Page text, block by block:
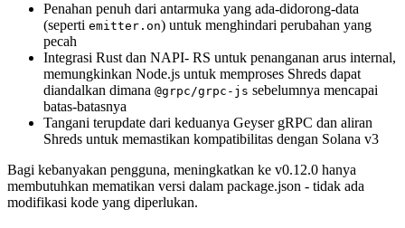
Penahan penuh dari antarmuka yang ada-didorong-data
(seperti emitter.on) untuk menghindari perubahan yang
pecah
Integrasi Rust dan NAPI- RS untuk penanganan arus internal,
memungkinkan Node.js untuk memproses Shreds dapat
diandalkan dimana @grpc/grpc-js sebelumnya mencapai
batas-batasnya
Tangani terupdate dari keduanya Geyser gRPC dan aliran
Shreds untuk memastikan kompatibilitas dengan Solana v3
Bagi kebanyakan pengguna, meningkatkan ke v0.12.0 hanya
membutuhkan mematikan versi dalam package.json - tidak ada
modifikasi kode yang diperlukan.